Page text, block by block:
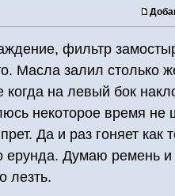
фильтр
Масла залил столько
на левый бок
некоторое время
Да и раз гоняет как
Думаю ремень и
лезть.